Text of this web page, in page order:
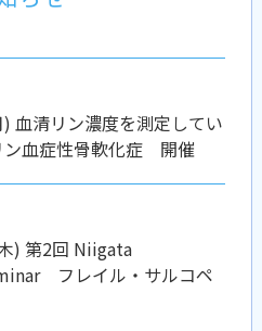
血清リン濃度を測定してい
ン血症性骨軟化症 開催
) 第2回 Niigata
フレイル・サルコペ